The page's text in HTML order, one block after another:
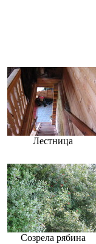
Лестница
Созрела рябина